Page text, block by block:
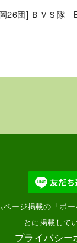
26団] ＢＶＳ隊
ページ掲載の「ボ
とに掲載して
プライバシー